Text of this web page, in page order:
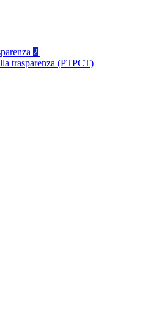
2
trasparenza (PTPCT)